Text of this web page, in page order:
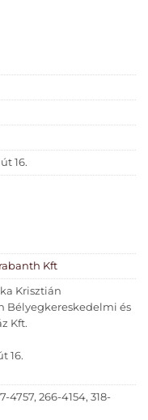
16.
Kft
Krisztián
Bélyegkereskedelmi és
Kft.
16.
4757, 266-4154, 318-